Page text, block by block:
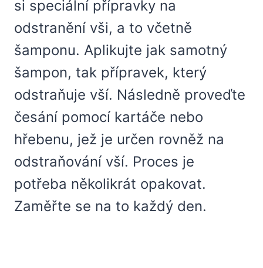
si speciální přípravky na
odstranění vši, a to včetně
šamponu. Aplikujte jak samotný
šampon, tak přípravek, který
odstraňuje vší. Následně proveďte
česání pomocí kartáče nebo
hřebenu, jež je určen rovněž na
odstraňování vší. Proces je
potřeba několikrát opakovat.
Zaměřte se na to každý den.